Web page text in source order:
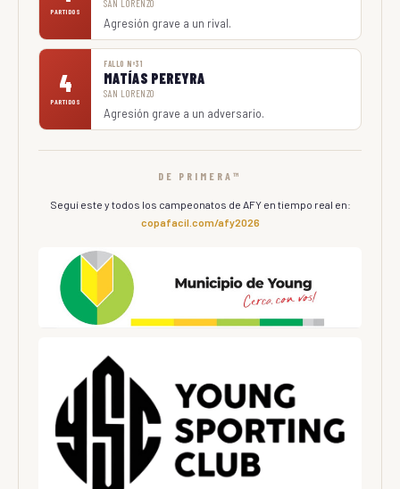
PARTIDOS
SAN LORENZO
Agresión grave a un rival.
4
PARTIDOS
FALLO Nº31
MATÍAS PEREYRA
SAN LORENZO
Agresión grave a un adversario.
DE PRIMERA™
Seguí este y todos los campeonatos de AFY en tiempo real en:
copafacil.com/afy2026